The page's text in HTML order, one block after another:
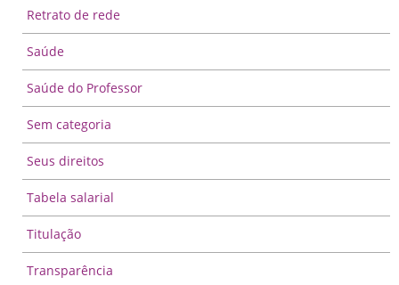
Retrato de rede
Saúde
Saúde do Professor
Sem categoria
Seus direitos
Tabela salarial
Titulação
Transparência